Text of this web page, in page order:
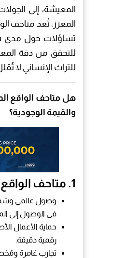
المعيشة، إلى
المعزز، تُعد متاحف
تساؤلات حول مدى
للتحقق من دقة
للتراث الإنساني لا
هل متاحف الواقع
والقيمة الوجودية؟
1. متاحف
وصول عالمي
في الوصول إلى
حماية الأعمال
رقمية دقيقة.
تجارب غامرة